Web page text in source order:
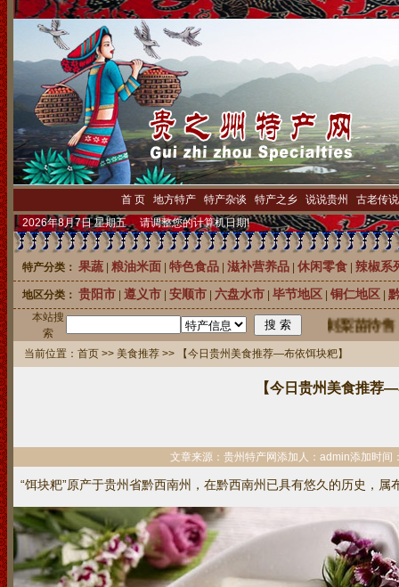
首 页 地方特产 特产杂谈 特产之乡 说说贵州
古老传说
2026年8月7日 星期五 请调整您的计算机日期!
特产分类： 果蔬 粮油米面 特色食品 滋补营养品 休闲零食 辣椒系
地区分类： 贵阳市 遵义市 安顺市 六盘水市 毕节地区 铜仁地区
本站搜
索
当前位置： 首页 >> 美食推荐 >> 【今日贵州美食推荐—布依饵块粑】
【今日贵州美食推荐
文章来源：贵州特产网添加人：admin添加时
“饵块粑”原产于贵州省黔西南州，在黔西南州已具有悠久的历史，属